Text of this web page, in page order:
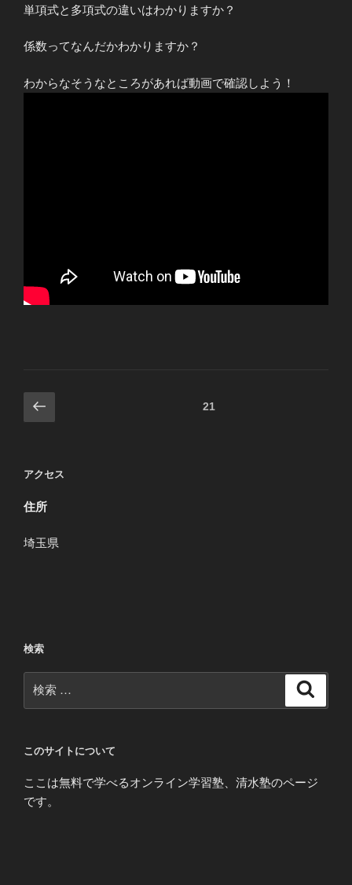
単項式と多項式の違いはわかりますか？
係数ってなんだかわかりますか？
わからなそうなところがあれば動画で確認しよう！
投
稿
ビ
ー
シ
前
の
ジ
ページ21
アクセス
住所
埼玉県
検索
索:
このサイトについて
ここは無料で学べるオンライン学習塾、清水塾のページ
です。